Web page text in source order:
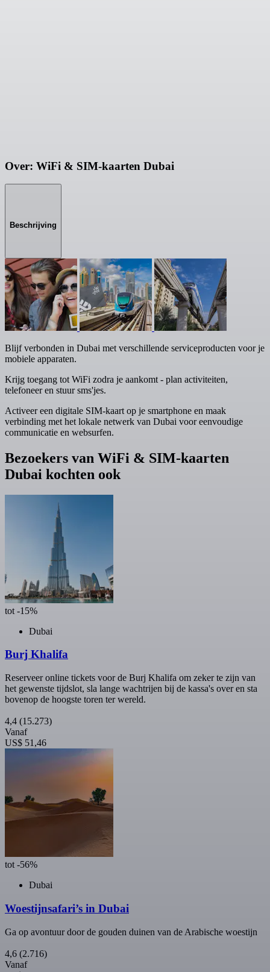
Over: WiFi & SIM-kaarten Dubai
Beschrijving
Blijf verbonden in Dubai met verschillende serviceproducten voor je
mobiele apparaten.
Krijg toegang tot WiFi zodra je aankomt - plan activiteiten,
telefoneer en stuur sms'jes.
Activeer een digitale SIM-kaart op je smartphone en maak
verbinding met het lokale netwerk van Dubai voor eenvoudige
communicatie en websurfen.
Bezoekers van WiFi & SIM-kaarten
Dubai kochten ook
tot -15%
Dubai
Burj Khalifa
Reserveer online tickets voor de Burj Khalifa om zeker te zijn van
het gewenste tijdslot, sla lange wachtrijen bij de kassa's over en sta
bovenop de hoogste toren ter wereld.
4,4 (15.273)
Vanaf
US$ 51,46
tot -56%
Dubai
Woestijnsafari’s in Dubai
Ga op avontuur door de gouden duinen van de Arabische woestijn
4,6 (2.716)
Vanaf